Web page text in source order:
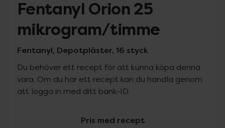
Fentanyl Orion 25
mikrogram/timme
Fentanyl, Depotplåster, 16 styck
Du behöver ett recept för att kunna köpa denna
vara. Om du har ett recept kan du handla genom
att logga in med ditt bank-ID.
Pris med recept